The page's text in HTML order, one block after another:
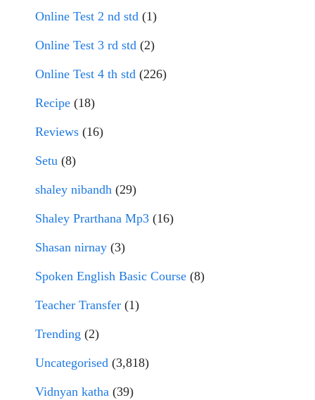
Online Test 2 nd std (1)
Online Test 3 rd std (2)
Online Test 4 th std (226)
Recipe (18)
Reviews (16)
Setu (8)
shaley nibandh (29)
Shaley Prarthana Mp3 (16)
Shasan nirnay (3)
Spoken English Basic Course (8)
Teacher Transfer (1)
Trending (2)
Uncategorised (3,818)
Vidnyan katha (39)